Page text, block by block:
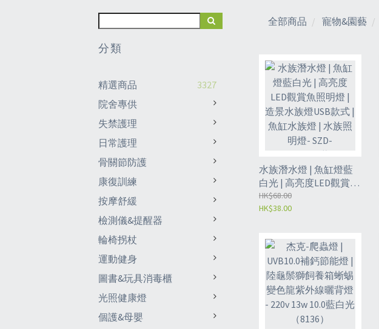
分類
精選商品
3327
院舍專供
失禁護理
日常護理
骨關節防護
康復訓練
按摩舒緩
檢測儀&提醒器
輪椅拐杖
運動健身
圖書&玩具消毒櫃
光照健康燈
個護&母嬰
全部商品 寵物&園藝
水族潛水燈 | 魚缸燈藍
白光 | 高亮度LED觀賞魚
照明燈 | 造景水族燈USB
款式 | 魚缸水族燈 | 水族
（8143）
HK$68.00
HK$38.00